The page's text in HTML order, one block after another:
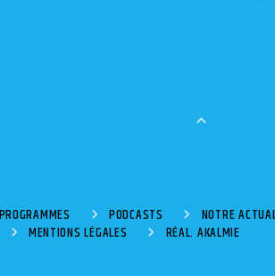
PODCASTS
NOTRE
MENTIONS LÉGALES RÉAL. AKALMIE